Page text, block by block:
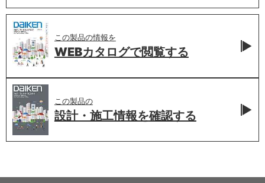
この製品の情報を
WEBカタログで閲覧する
この製品の
設計・施工情報を確認する